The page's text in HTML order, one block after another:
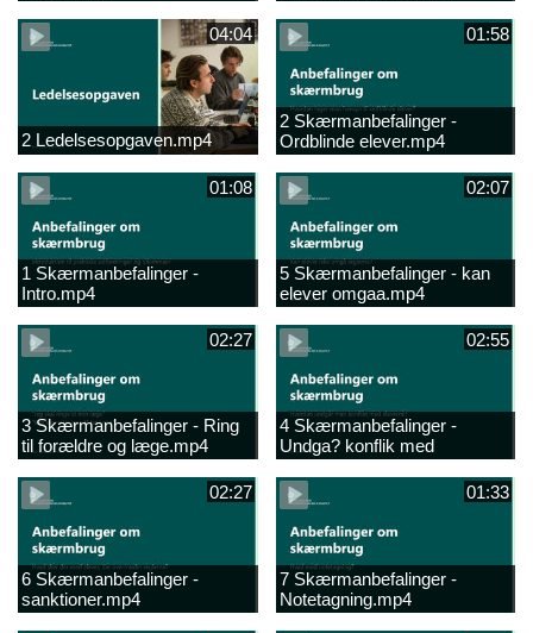
04:04
2 Ledelsesopgaven.mp4
01:58
2 Skærmanbefalinger -
Ordblinde elever.mp4
01:08
1 Skærmanbefalinger -
Intro.mp4
02:07
5 Skærmanbefalinger - kan
elever omgaa.mp4
02:27
3 Skærmanbefalinger - Ring
til forældre og læge.mp4
02:55
4 Skærmanbefalinger -
Undga? konflik med
elever.mp4
02:27
6 Skærmanbefalinger -
sanktioner.mp4
01:33
7 Skærmanbefalinger -
Notetagning.mp4